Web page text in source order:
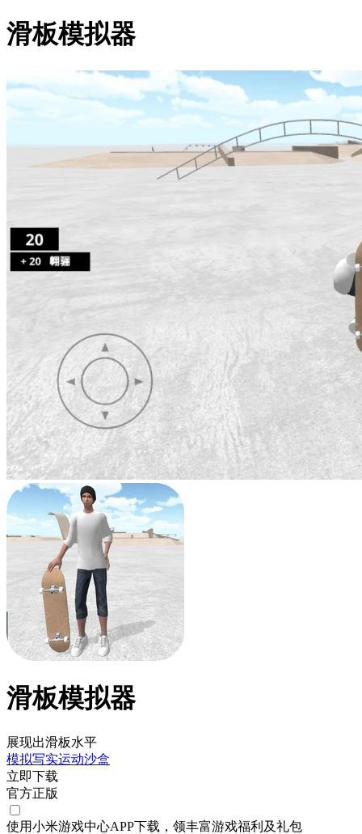
滑板模拟器
滑板模拟器
展现出滑板水平
模拟写实运动沙盒
立即下载
官方正版
使用小米游戏中心APP下载 ，领丰富游戏福利 及礼包